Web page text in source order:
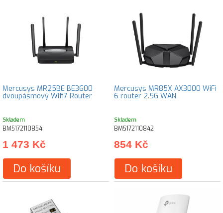
Mercusys MR25BE BE3600
dvoupásmový Wifi7 Router
Skladem
BM5172110854
1 473 Kč
Do košíku
Mercusys MR85X AX3000 WiFi
6 router 2.5G WAN
Skladem
BM5172110842
854 Kč
Do košíku